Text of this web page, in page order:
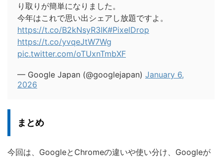
り取りが簡単になりました。
今年はこれで思い出シェアし放題ですよ。
https://t.co/B2kNsyR3IK#PixelDrop
https://t.co/yvqeJtW7Wg
pic.twitter.com/oTUxnTmbXF
— Google Japan (@googlejapan) January 6,
2026
まとめ
今回は、GoogleとChromeの違いや使い分け、Googleが